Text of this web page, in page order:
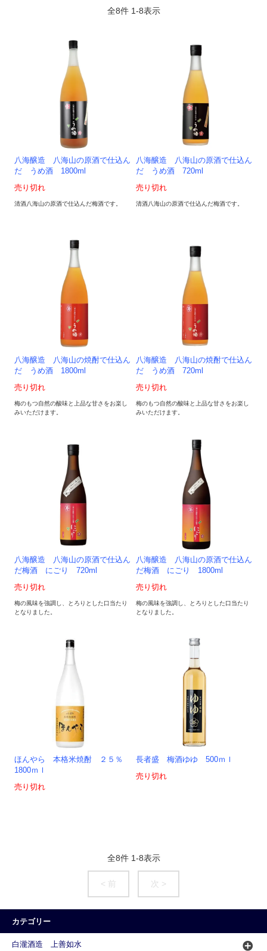
全8件 1-8表示
八海醸造 八海山の原酒で仕込ん
だ うめ酒 1800ml
売り切れ
清酒八海山の原酒で仕込んだ梅酒です。
八海醸造 八海山の原酒で仕込ん
だ うめ酒 720ml
売り切れ
清酒八海山の原酒で仕込んだ梅酒です。
八海醸造 八海山の焼酎で仕込ん
だ うめ酒 1800ml
売り切れ
梅のもつ自然の酸味と上品な甘さをお楽し
みいただけます。
八海醸造 八海山の焼酎で仕込ん
だ うめ酒 720ml
売り切れ
梅のもつ自然の酸味と上品な甘さをお楽し
みいただけます。
八海醸造 八海山の原酒で仕込ん
だ梅酒 にごり 720ml
売り切れ
梅の風味を強調し、とろりとした口当たり
となりました。
八海醸造 八海山の原酒で仕込ん
だ梅酒 にごり 1800ml
売り切れ
梅の風味を強調し、とろりとした口当たり
となりました。
ほんやら 本格米焼酎 ２５％
1800ｍｌ
売り切れ
長者盛 梅酒ゆゆ 500ｍｌ
売り切れ
全8件 1-8表示
< 前 次 >
カテゴリー
白瀧酒造 上善如水